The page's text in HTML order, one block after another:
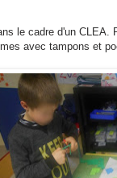
le cadre d'un CLEA.
avec tampons et